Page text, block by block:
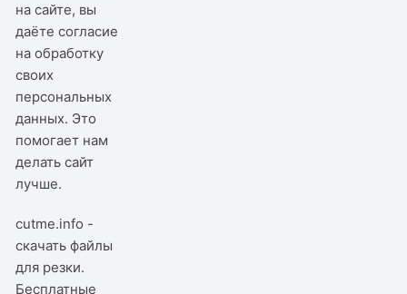
на сайте, вы
даёте согласие
на обработку
своих
персональных
данных. Это
помогает нам
делать сайт
лучше.
cutme.info -
скачать файлы
для резки.
Бесплатные